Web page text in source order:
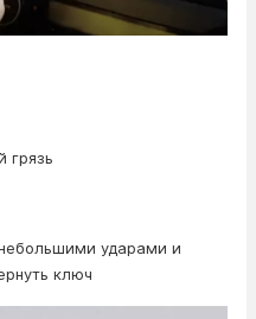
грязь
ударами и
ключ